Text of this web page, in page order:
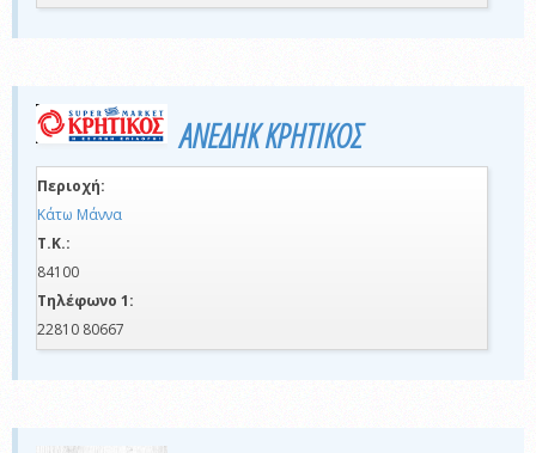
ΑΝΕΔΗΚ ΚΡΗΤΙΚΟΣ
Περιοχή:
Κάτω Μάννα
Τ.Κ.:
84100
Τηλέφωνο 1:
22810 80667